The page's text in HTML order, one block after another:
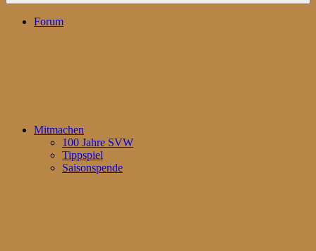
Forum
Mitmachen
100 Jahre SVW
Tippspiel
Saisonspende